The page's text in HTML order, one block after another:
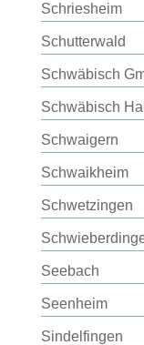
Schriesheim
Schutterwald
Schwäbisch
Schwäbisch Hall
Schwaigern
Schwaikheim
Schwetzingen
Seebach
Seenheim
Sindelfingen